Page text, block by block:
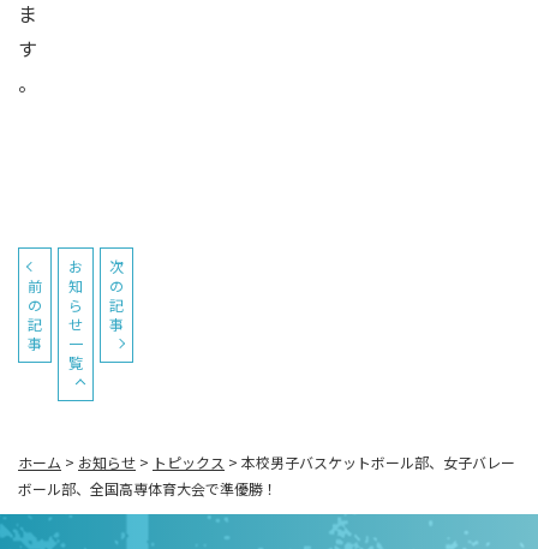
ま
す
。
前
の
記
事
お
知
ら
せ
一
覧
次
の
記
事
ホーム > お知らせ > トピックス > 本校男子バスケットボール部、女子バレー
ボール部、全国高専体育大会で準優勝！